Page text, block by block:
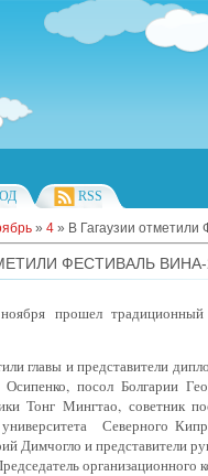
RSS
» 4 » В Гагаузии
ФЕСТИВАЛЬ
прошел
главы и представители
Осипенко, посол Болгарии
Тонг Мингтао, советник
Северного
Димчогло и представители
организационного